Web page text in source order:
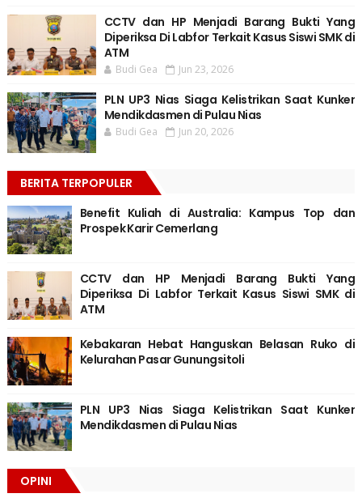
CCTV dan HP Menjadi Barang Bukti Yang
Diperiksa Di Labfor Terkait Kasus Siswi SMK di
ATM
Budi Gea Jun 23, 2026
PLN UP3 Nias Siaga Kelistrikan Saat Kunker
Mendikdasmen di Pulau Nias
Budi Gea Jun 20, 2026
BERITA TERPOPULER
Benefit Kuliah di Australia: Kampus Top dan
Prospek Karir Cemerlang
CCTV dan HP Menjadi Barang Bukti Yang
Diperiksa Di Labfor Terkait Kasus Siswi SMK di
ATM
Kebakaran Hebat Hanguskan Belasan Ruko di
Kelurahan Pasar Gunungsitoli
PLN UP3 Nias Siaga Kelistrikan Saat Kunker
Mendikdasmen di Pulau Nias
OPINI